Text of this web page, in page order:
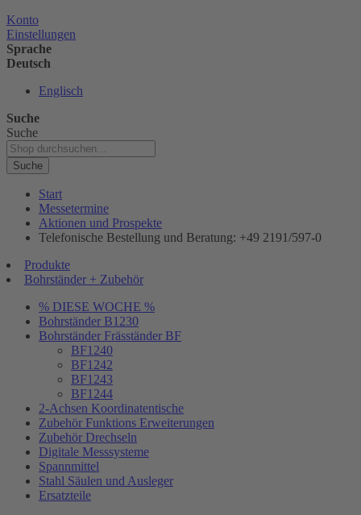
Konto
Einstellungen
Sprache
Deutsch
Englisch
Suche
Suche
Suche
Start
Messetermine
Aktionen und Prospekte
Telefonische Bestellung und Beratung: +49 2191/597-0
Produkte
Bohrständer + Zubehör
% DIESE WOCHE %
Bohrständer B1230
Bohrständer Fräsständer BF
BF1240
BF1242
BF1243
BF1244
2-Achsen Koordinatentische
Zubehör Funktions Erweiterungen
Zubehör Drechseln
Digitale Messsysteme
Spannmittel
Stahl Säulen und Ausleger
Ersatzteile